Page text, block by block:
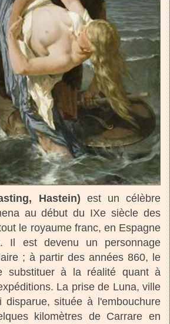
Hastein) est un célèbre
au début du IXe siècle des
le royaume franc, en Espagne
Il est devenu un personnage
; à partir des années 860, le
substituer à la réalité quant à
La prise de Luna, ville
disparue, située à l'embouchure
kilomètres de Carrare en